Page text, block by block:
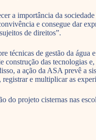
a importância da
e consegue dar
de direitos”.
de gestão da
das tecnologias
a ação da ASA prevê a
e multiplicar as
projeto cisternas nas